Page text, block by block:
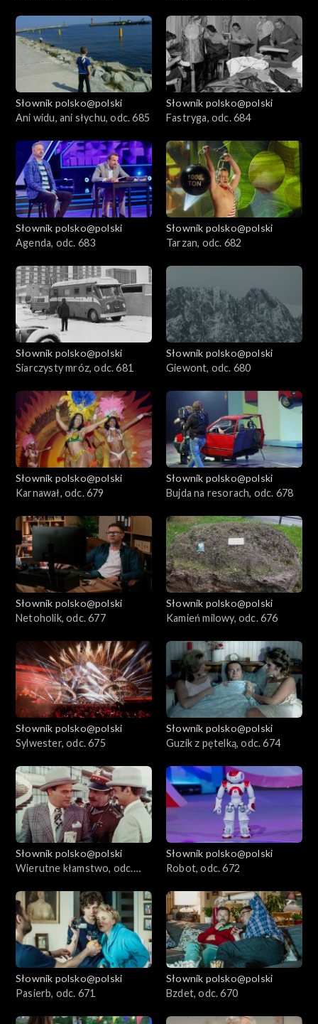
Słownik polsko@polski
Ani widu, ani słychu, odc. 685
Słownik polsko@polski
Fastryga, odc. 684
Słownik polsko@polski
Agenda, odc. 683
Słownik polsko@polski
Tarzan, odc. 682
Słownik polsko@polski
Siarczysty mróz, odc. 681
Słownik polsko@polski
Giewont, odc. 680
Słownik polsko@polski
Karnawał, odc. 679
Słownik polsko@polski
Bujda na resorach, odc. 678
Słownik polsko@polski
Netoholik, odc. 677
Słownik polsko@polski
Kamień milowy, odc. 676
Słownik polsko@polski
Sylwester, odc. 675
Słownik polsko@polski
Guzik z pętelką, odc. 674
Słownik polsko@polski
Wierutne kłamstwo, odc.
Słownik polsko@polski
Robot, odc. 672
Słownik polsko@polski
Pasierb, odc. 671
Słownik polsko@polski
Bzdet, odc. 670